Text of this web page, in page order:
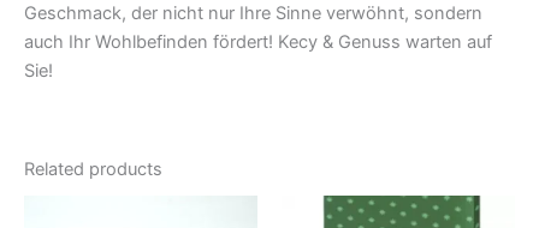
Geschmack, der nicht nur Ihre Sinne verwöhnt, sondern
auch Ihr Wohlbefinden fördert! Kecy & Genuss warten auf
Sie!
Related products